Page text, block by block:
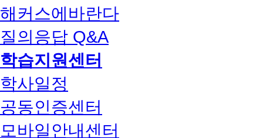
해커스에바란다
질의응답 Q&A
학습지원센터
학사일정
공동인증센터
모바일안내센터